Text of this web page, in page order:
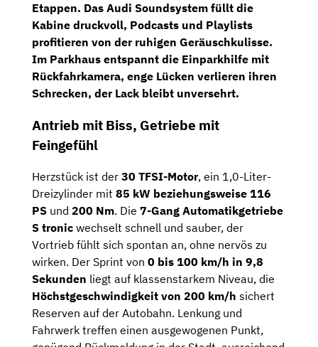
Etappen. Das Audi Soundsystem füllt die
Kabine druckvoll, Podcasts und Playlists
profitieren von der ruhigen Geräuschkulisse.
Im Parkhaus entspannt die Einparkhilfe mit
Rückfahrkamera, enge Lücken verlieren ihren
Schrecken, der Lack bleibt unversehrt.
Antrieb mit Biss, Getriebe mit
Feingefühl
Herzstück ist der 30 TFSI-Motor, ein 1,0-Liter-
Dreizylinder mit 85 kW beziehungsweise 116
PS und 200 Nm. Die 7-Gang Automatikgetriebe
S tronic wechselt schnell und sauber, der
Vortrieb fühlt sich spontan an, ohne nervös zu
wirken. Der Sprint von 0 bis 100 km/h in 9,8
Sekunden liegt auf klassenstarkem Niveau, die
Höchstgeschwindigkeit von 200 km/h sichert
Reserven auf der Autobahn. Lenkung und
Fahrwerk treffen einen ausgewogenen Punkt,